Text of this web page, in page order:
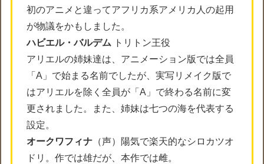
初のアニメと違ってアフリカ系アメリカ人の起用
が物議をかもしました。
ハビエル・バルデム トリトン王役
アリエルの姉妹達は、アニメーション版では全員
「A」で始まる名前でしたが、実写リメイク版で
はアリエルを除く全員が「A」で終わる名前に変
更されました。また、姉妹は七つの海を代表する
設定。
オークワフィナ （声）陽気で楽天的なシロカツオ
ドリ。作では雄だが、本作では雌。